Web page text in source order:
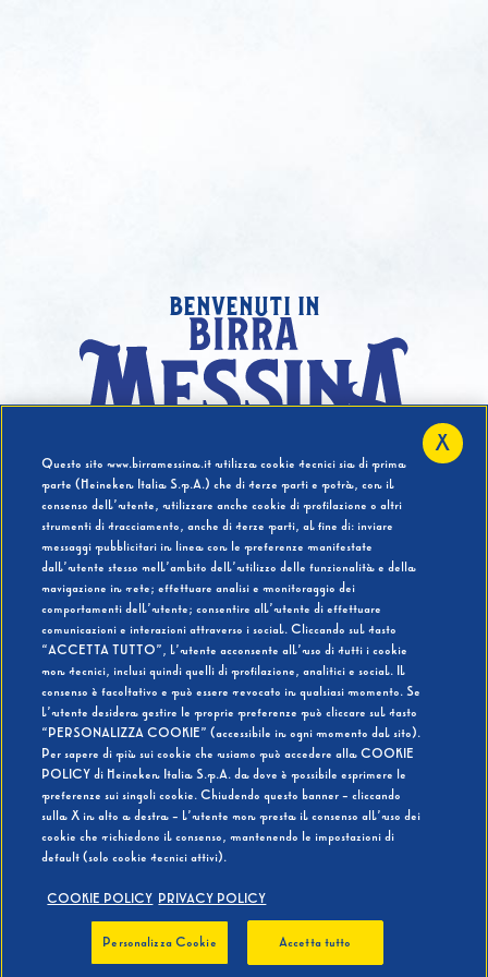
benvenuti in
Hai compiuto 18 Anni?
SI NO
BEVI RESPONSABILMENTE
Questo sito www.birramessina.it utilizza cookie tecnici sia di prima
parte (Heineken Italia S.p.A.) che di terze parti e potrà, con il
consenso dell’utente, utilizzare anche cookie di profilazione o altri
strumenti di tracciamento, anche di terze parti, al fine di: inviare
messaggi pubblicitari in linea con le preferenze manifestate
dall’utente stesso nell’ambito dell’utilizzo delle funzionalità e della
navigazione in rete; effettuare analisi e monitoraggio dei
comportamenti dell’utente; consentire all’utente di effettuare
comunicazioni e interazioni attraverso i social. Cliccando sul tasto
“ACCETTA TUTTO”, l’utente acconsente all’uso di tutti i cookie
non tecnici, inclusi quindi quelli di profilazione, analitici e social. Il
consenso è facoltativo e può essere revocato in qualsiasi momento. Se
l’utente desidera gestire le proprie preferenze può cliccare sul tasto
“PERSONALIZZA COOKIE” (accessibile in ogni momento dal sito).
Per sapere di più sui cookie che usiamo può accedere alla COOKIE
POLICY di Heineken Italia S.p.A. da dove è possibile esprimere le
preferenze sui singoli cookie. Chiudendo questo banner - cliccando
sulla X in alto a destra - l’utente non presta il consenso all’uso dei
cookie che richiedono il consenso, mantenendo le impostazioni di
default (solo cookie tecnici attivi).
COOKIE POLICY PRIVACY POLICY
Personalizza Cookie Accetta tutto
X